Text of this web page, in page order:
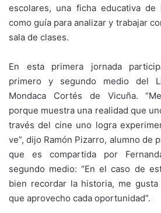
escolares, una ficha educativa
como guía para analizar y trabajar
sala de clases.
En esta primera jornada
primero y segundo medio del
Mondaca Cortés de Vicuña.
porque muestra una realidad que
través del cine uno logra
ve”, dijo Ramón Pizarro, alumno de
que es compartida por
segundo medio: “En el caso de
bien recordar la historia, me
que aprovecho cada oportunidad”.